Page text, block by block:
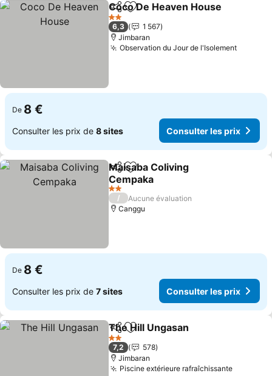
PartagerAjouter à mes favoris
Coco De Heaven House
2 Étoiles
6,3
1 567
Jimbaran
Observation du Jour de l'Isolement
De 8 €
Consulter les prix de 8 sites Consulter les prix
PartagerAjouter à mes favoris
Maisaba Coliving
Cempaka
Consulter les prix
2 Étoiles
/
Aucune évaluation
Canggu
De 8 €
Consulter les prix de 7 sites Consulter les prix
PartagerAjouter à mes favoris
The Hill Ungasan
2 Étoiles
7,2
578
Jimbaran
Piscine extérieure rafraîchissante